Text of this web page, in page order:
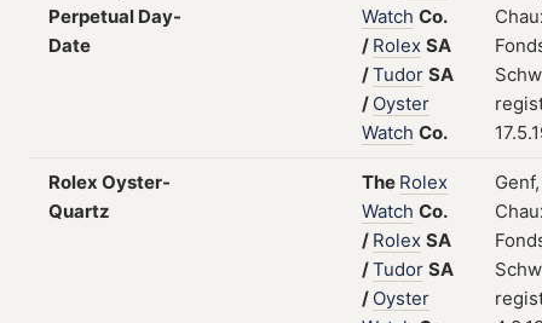
Perpetual Day-
Date
Watch Co.
/ Rolex SA
/Tudor SA
/ Oyster
Watch Co.
Rolex Oyster-
Quartz
The Rolex
Watch Co.
/ Rolex SA
/Tudor SA
/ Oyster